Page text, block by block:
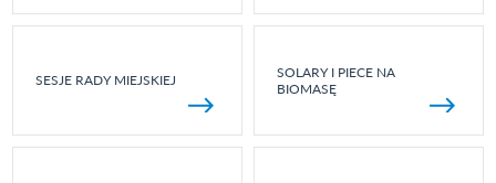
SESJE RADY MIEJSKIEJ
SOLARY I PIECE NA
BIOMASĘ